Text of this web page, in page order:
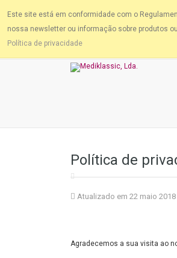
Este site está em conformidade com o
nossa newsletter ou informação sobre produtos
Política de privacidade
Política de
Atualizado em 22 maio 2018
Agradecemos a sua visita ao